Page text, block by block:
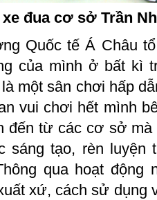
đua cơ sở Trần
Quốc tế Á Châu
của mình ở bất kì
một sân chơi hấp
vui chơi hết mình
đến từ các cơ sở
sáng tạo, rèn luyện
qua hoạt động
xứ, cách sử dụng